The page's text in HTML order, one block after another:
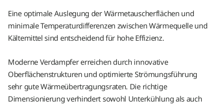
Eine optimale Auslegung der Wärmetauscherflächen und
minimale Temperaturdifferenzen zwischen Wärmequelle und
Kältemittel sind entscheidend für hohe Effizienz.
Moderne Verdampfer erreichen durch innovative
Oberflächenstrukturen und optimierte Strömungsführung
sehr gute Wärmeübertragungsraten. Die richtige
Dimensionierung verhindert sowohl Unterkühlung als auch